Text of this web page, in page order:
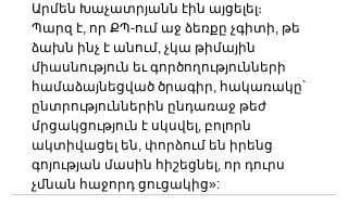
Արմեն Խաչատրյանն էին այցելել։
Պարզ է, որ ՔՊ-ում աջ ձեռքը չգիտի, թե
ձախն ինչ է անում, չկա թիմային
միասնություն եւ գործողությունների
համաձայնեցված ծրագիր, հակառակը՝
ընտրություններին ընդառաջ թեժ
մրցակցություն է սկսվել, բոլորն
ակտիվացել են, փորձում են իրենց
գոյության մասին հիշեցնել, որ դուրս
չմնան հաջորդ ցուցակից»: